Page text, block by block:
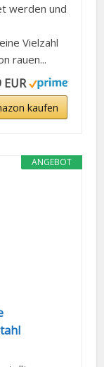
werden und
Vielzahl
rauen...
EUR
kaufen
ANGEBOT